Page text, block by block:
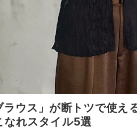
ラウス」が断トツで使え
なれスタイル5選